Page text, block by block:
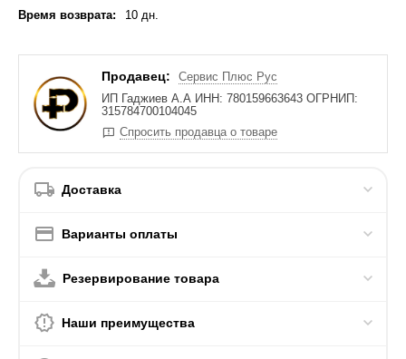
Время возврата: 10 дн.
Продавец:
Сервис Плюс Рус
ИП Гаджиев А.А ИНН: 780159663643 ОГРНИП:
315784700104045
Спросить продавца о товаре
Доставка
Варианты оплаты
Резервирование товара
Наши преимущества